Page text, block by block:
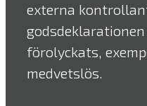
externa
förolyckats,
medvetslös.